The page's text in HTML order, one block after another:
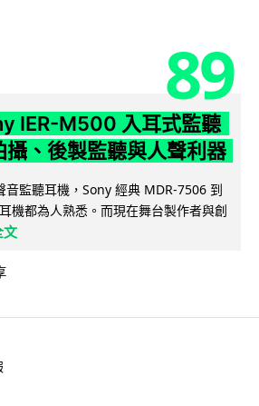
89
IER-M500 入耳式監聽
攝、後製監聽與人聲利器
音監聽耳機，Sony 經典 MDR-7506 到
機都為人熟悉。而現在舞台製作者與創
文